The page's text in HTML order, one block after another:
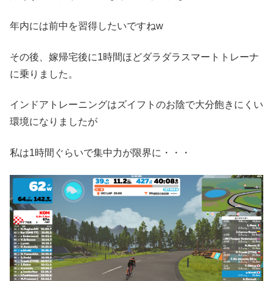
年内には前中を習得したいですねw
その後、嫁帰宅後に1時間ほどダラダラスマートトレーナ
に乗りました。
インドアトレーニングはズイフトのお陰で大分飽きにくい
環境になりましたが
私は1時間ぐらいで集中力が限界に・・・